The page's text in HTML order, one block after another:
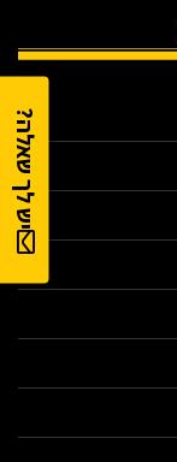
יש לך שאלה?